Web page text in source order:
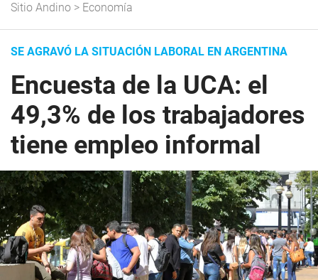
Sitio Andino > Economía
SE AGRAVÓ LA SITUACIÓN LABORAL EN ARGENTINA
Encuesta de la UCA: el
49,3% de los trabajadores
tiene empleo informal